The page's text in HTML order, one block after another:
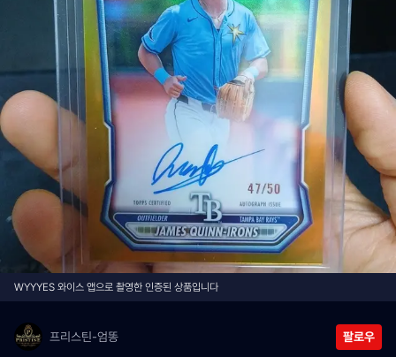
WYYYES 와이스 앱으로 촬영한 인증된 상품입니다
프리스틴-엄똥 팔로우